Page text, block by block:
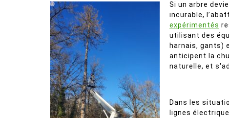
Si un arbre
incurable,
expérimentés
utilisant des
harnais, gants)
anticipent la
naturelle, et
Dans les
lignes